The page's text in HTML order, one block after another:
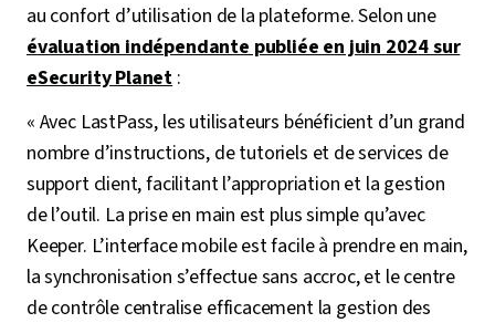
au confort d’utilisation de la plateforme. Selon une
évaluation indépendante publiée en juin 2024 sur
eSecurity Planet :
« Avec LastPass, les utilisateurs bénéficient d’un grand
nombre d’instructions, de tutoriels et de services de
support client, facilitant l’appropriation et la gestion
de l’outil. La prise en main est plus simple qu’avec
Keeper. L’interface mobile est facile à prendre en main,
la synchronisation s’effectue sans accroc, et le centre
de contrôle centralise efficacement la gestion des